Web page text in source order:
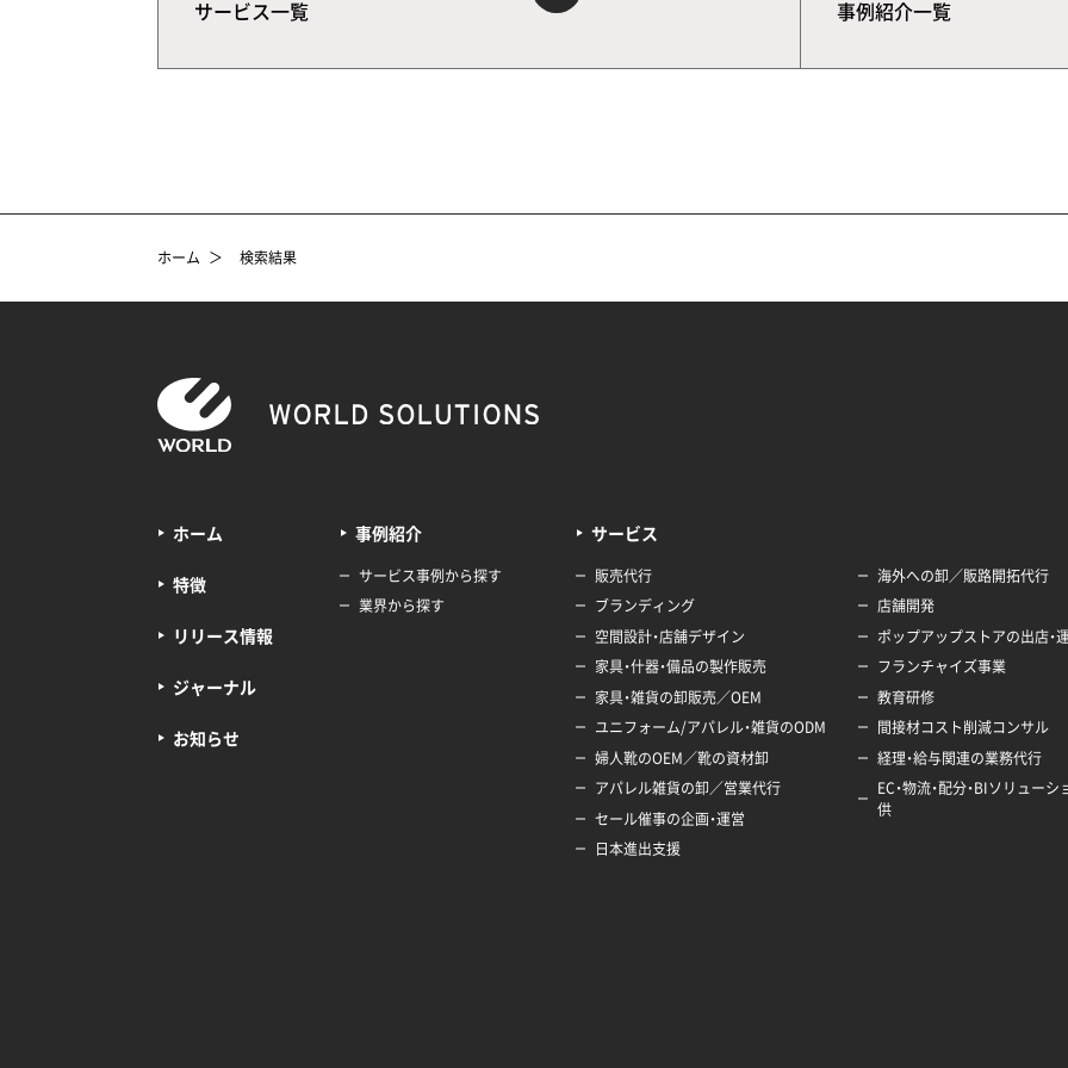
サービス一覧 事例紹介一覧
ホーム ＞ 検索結果
ホーム
特徴
サービス
販売代行
ブランディング
空間設計・店舗デザイン
家具・什器・備品の製作販売
家具・雑貨の卸販売／OEM
ユニフォーム/アパレル・雑貨のODM
婦人靴のOEM／靴の資材卸
アパレル雑貨の卸／営業代行
セール催事の企画・運営
日本進出支援
海外への卸／販路開拓代行
店舗開発
ポップアップストアの出店・
フランチャイズ事業
教育研修
間接材コスト削減コンサル
経理・給与関連の業務代行
EC・物流・配分・BIソリュー
供
事例紹介
サービス事例から探す
業界から探す
リリース情報
ジャーナル
お知らせ